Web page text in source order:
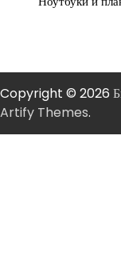
Copyright © 2026
Artify Themes.